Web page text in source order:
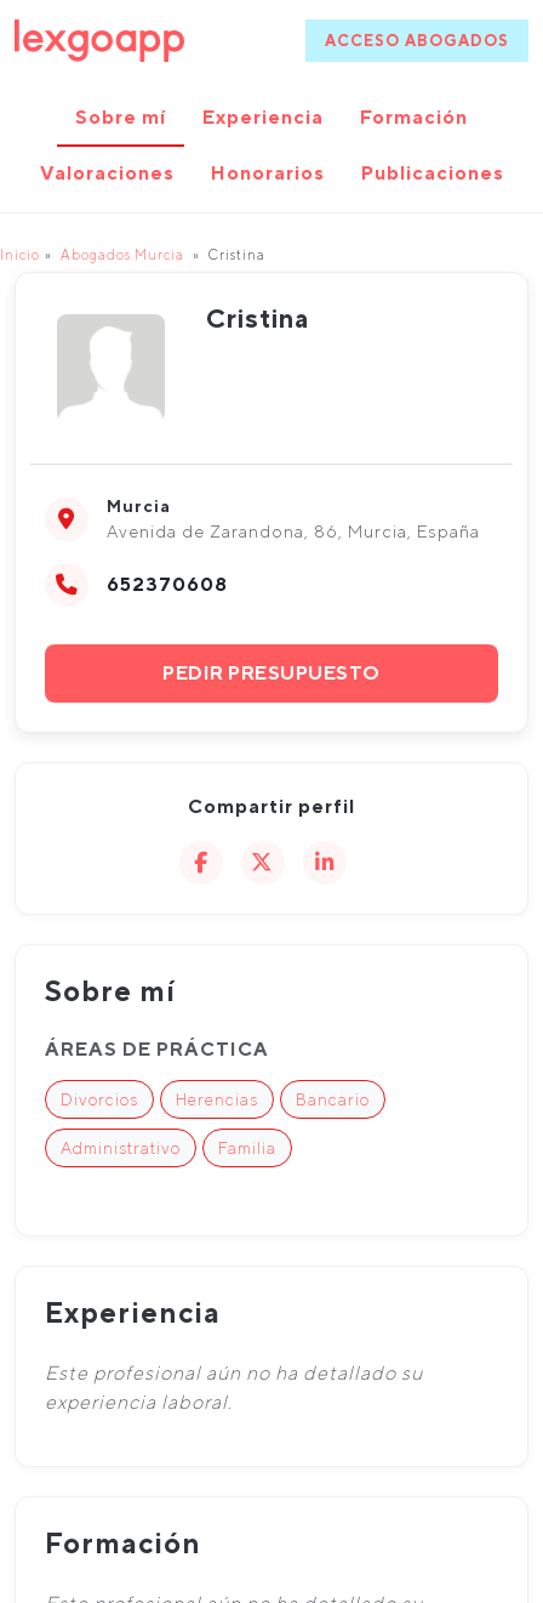
ACCESO ABOGADOS
Sobre mí Experiencia Formación
Valoraciones Honorarios Publicaciones
Inicio Abogados Murcia Cristina
Cristina
Murcia
Avenida de Zarandona, 86, Murcia, España
652370608
PEDIR PRESUPUESTO
Compartir perfil
Sobre mí
ÁREAS DE PRÁCTICA
Divorcios Herencias Bancario
Administrativo Familia
Experiencia
Este profesional aún no ha detallado su
experiencia laboral.
Formación